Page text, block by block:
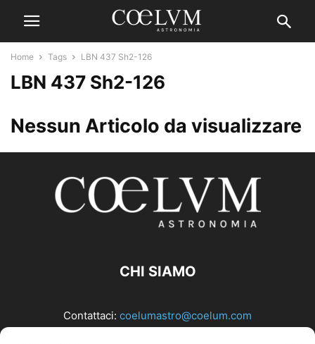
Home Tags LBN 437 Sh2-126
LBN 437 Sh2-126
Nessun Articolo da visualizzare
CHI SIAMO
Contattaci: coelumastro@coelum.com